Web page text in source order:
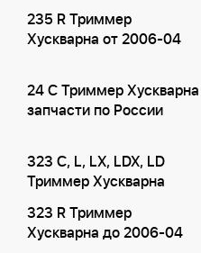
235 R Триммер
Хускварна от 2006-04
24 C Триммер Хускварна
запчасти по России
323 C, L, LX, LDX, LD
Триммер Хускварна
323 R Триммер
Хускварна до 2006-04